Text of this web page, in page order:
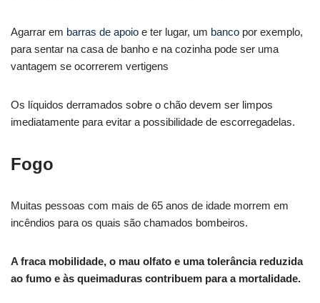
Agarrar em barras de apoio e ter lugar, um banco por exemplo,
para sentar na casa de banho e na cozinha pode ser uma
vantagem se ocorrerem vertigens
Os líquidos derramados sobre o chão devem ser limpos
imediatamente para evitar a possibilidade de escorregadelas.
Fogo
Muitas pessoas com mais de 65 anos de idade morrem em
incêndios para os quais são chamados bombeiros.
A fraca mobilidade, o mau olfato e uma tolerância reduzida
ao fumo e às queimaduras contribuem para a mortalidade.